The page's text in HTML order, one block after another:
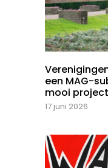
een MAG-
mooi
17 juni 2026